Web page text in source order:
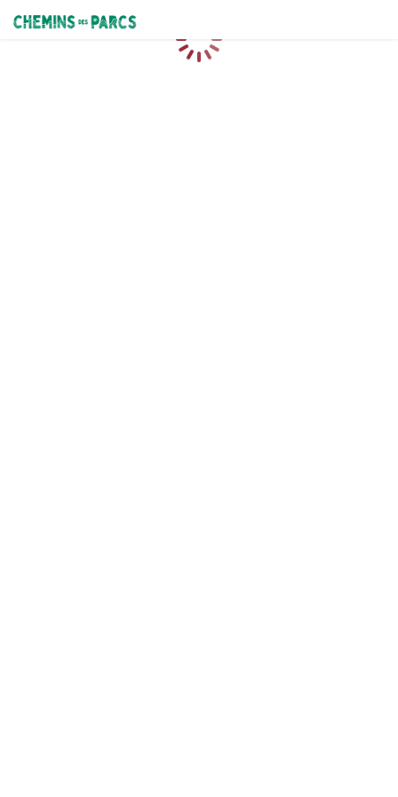
Chemins des Parcs
Caricamento